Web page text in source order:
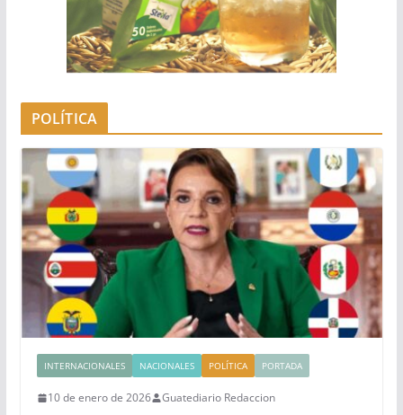
POLÍTICA
INTERNACIONALES NACIONALES POLÍTICA PORTADA
10 de enero de 2026 Guatediario Redaccion